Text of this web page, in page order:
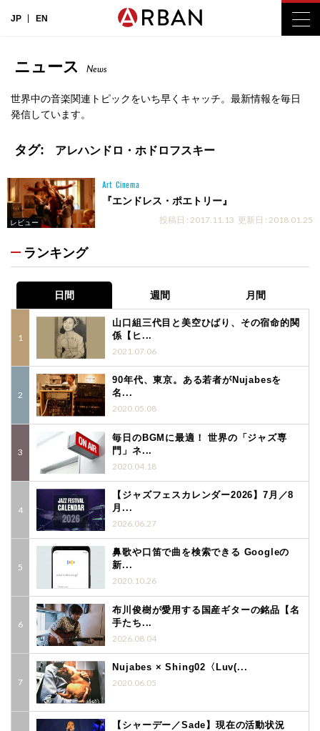
JP EN
ニュース News
世界中の音楽関連トピックをいち早くキャッチ。最新情報を毎日
発信しています。
タグ: アレハンドロ・ホドロフスキー
レビュー
Art Cinema
『エンドレス・ポエトリー』
投稿日 : 2017.11.13 更新日 : 2018.01.25
ランキング
日間 週間 月間
山口組三代目と美空ひばり、その宿命的関
係【ヒ...
2021.07.06
90年代、東京。ある若者がNujabesを
名...
2020.05.08
毎日のBGMに最適！ 世界の「ジャズ専
門」ネ...
2020.04.18
【ジャズフェスカレンダー2026】7月／8
月...
2026.06.27
鼻歌や口笛で曲を検索できる Googleの
新...
2020.10.26
布川俊樹が愛用する国産ギターの銘品【名
手たち...
2026.08.04
Nujabes × Shing02〈Luv(...
2020.06.05
【シャーデー／Sade】現在の活動状況